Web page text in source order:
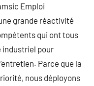
Emploi
grande réactivité
qui ont tous
industriel pour
Parce que la
nous déployons